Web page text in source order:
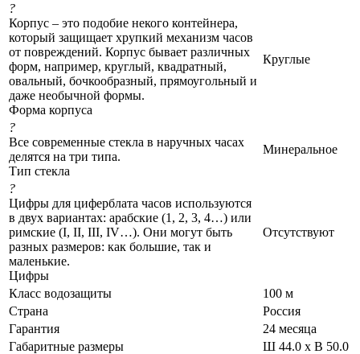
?
Корпус – это подобие некого контейнера,
который защищает хрупкий механизм часов
от повреждений. Корпус бывает различных
форм, например, круглый, квадратный,
овальный, бочкообразный, прямоугольный и
даже необычной формы.
Форма корпуса
Круглые
?
Все современные стекла в наручных часах
делятся на три типа.
Тип стекла
Минеральное
?
Цифры для циферблата часов используются
в двух вариантах: арабские (1, 2, 3, 4…) или
римские (I, II, III, IV…). Они могут быть
разных размеров: как большие, так и
маленькие.
Цифры
Отсутствуют
Класс водозащиты
100 м
Страна
Россия
Гарантия
24 месяца
Габаритные размеры
Ш 44.0 x В 50.0